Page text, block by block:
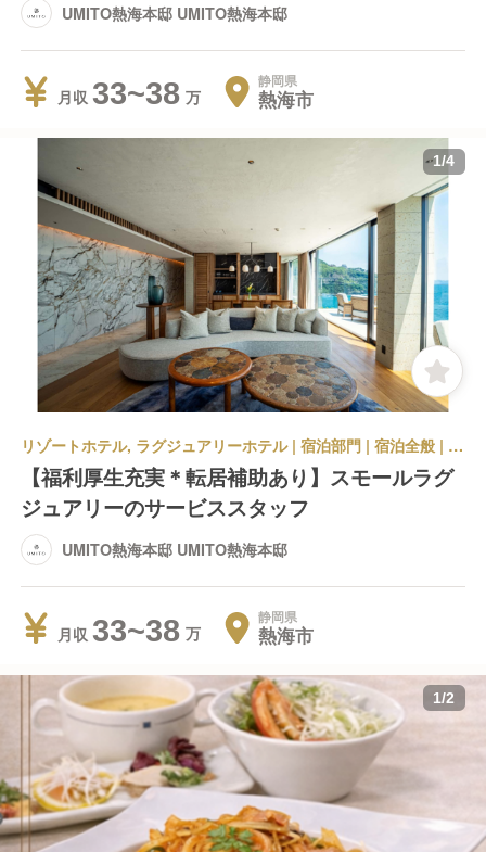
UMITO熱海本邸 UMITO熱海本邸
月収 33~38 静岡県
熱海市
1/4
リゾートホテル, ラグジュアリーホテル | 宿泊部門 | 宿泊全般 | UMITO熱海本邸 UMITO熱海本邸
【福利厚生充実＊転居補助あり】スモールラグ
ジュアリーのサービススタッフ
UMITO熱海本邸 UMITO熱海本邸
月収 33~38 静岡県
熱海市
1/2